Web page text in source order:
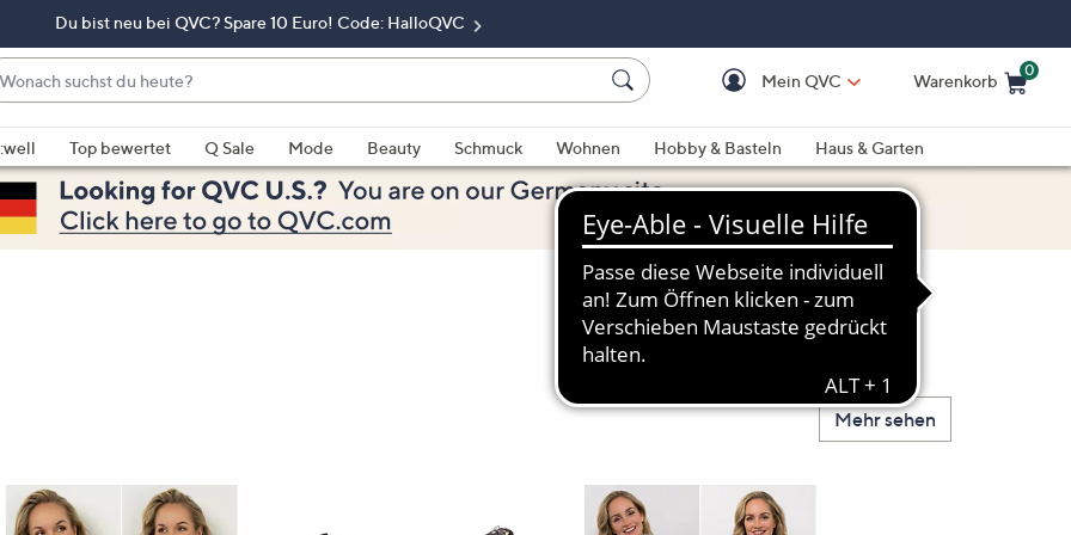
Du bist neu bei QVC? Spare 10 Euro! Code: HalloQVC
Mein QVC Warenkorb
0
Top bewertet Q Sale Mode Beauty Schmuck Wohnen Hobby & Basteln
Haus & Garten
Mehr sehen